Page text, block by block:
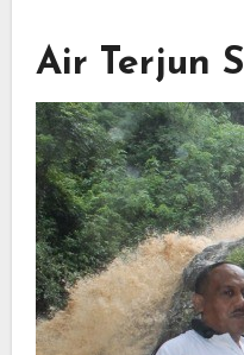
Air Terjun